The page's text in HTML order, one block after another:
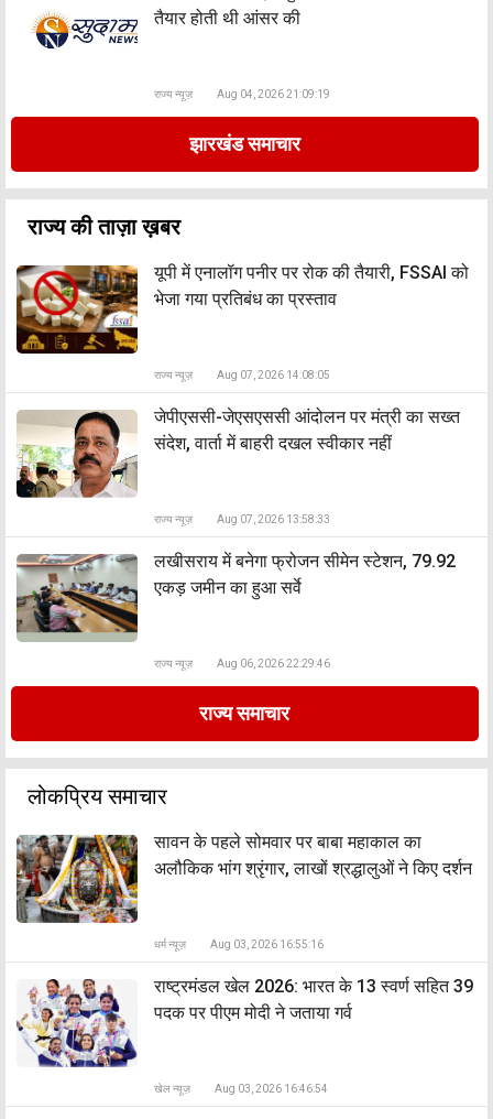
तैयार होती थी आंसर की
राज्य न्यूज़ Aug 04, 2026 21:09:19
झारखंड समाचार
राज्य की ताज़ा ख़बर
यूपी में एनालॉग पनीर पर रोक की तैयारी, FSSAI को
भेजा गया प्रतिबंध का प्रस्ताव
राज्य न्यूज़ Aug 07, 2026 14:08:05
जेपीएससी-जेएसएससी आंदोलन पर मंत्री का सख्त
संदेश, वार्ता में बाहरी दखल स्वीकार नहीं
राज्य न्यूज़ Aug 07, 2026 13:58:33
लखीसराय में बनेगा फ्रोजन सीमेन स्टेशन, 79.92
एकड़ जमीन का हुआ सर्वे
राज्य न्यूज़ Aug 06, 2026 22:29:46
राज्य समाचार
लोकप्रिय समाचार
सावन के पहले सोमवार पर बाबा महाकाल का
अलौकिक भांग श्रृंगार, लाखों श्रद्धालुओं ने किए दर्शन
धर्म न्यूज़ Aug 03, 2026 16:55:16
राष्ट्रमंडल खेल 2026: भारत के 13 स्वर्ण सहित 39
पदक पर पीएम मोदी ने जताया गर्व
खेल न्यूज़ Aug 03, 2026 16:46:54